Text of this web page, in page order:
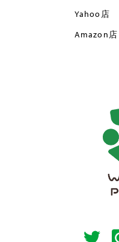
Yahoo店
Amazon店